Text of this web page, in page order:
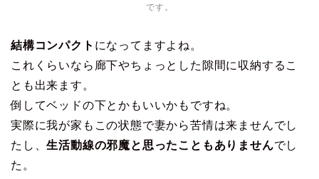
です。
結構コンパクト になってますよね。
これくらいなら廊下やちょっとした隙間に収納するこ
とも出来ます。
倒してベッドの下とかもいいかもですね。
実際に我が家もこの状態で妻から苦情は来ませんでし
たし、生活動線の邪魔と思ったこともありませんでし
た。